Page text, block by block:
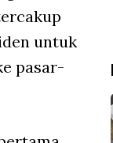
untuk
pasar-